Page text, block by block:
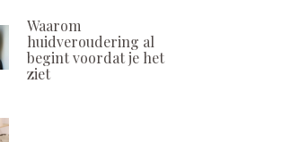
Waarom
huidveroudering al
begint voordat je het
ziet